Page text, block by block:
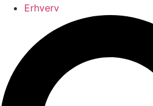
Erhverv